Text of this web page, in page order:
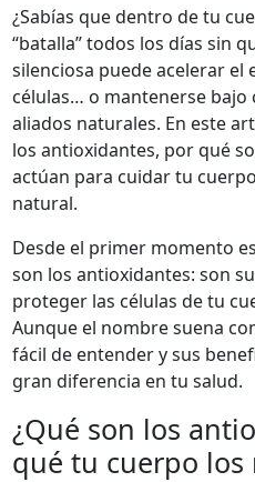
¿Sabías que dentro de tu
“batalla” todos los días sin
silenciosa puede acelerar el
células… o mantenerse bajo
aliados naturales. En este
los antioxidantes, por qué
actúan para cuidar tu
natural.
Desde el primer momento
son los antioxidantes: son
proteger las células de tu
Aunque el nombre suena
fácil de entender y sus
gran diferencia en tu salud.
¿Qué son los
qué tu cuerpo los